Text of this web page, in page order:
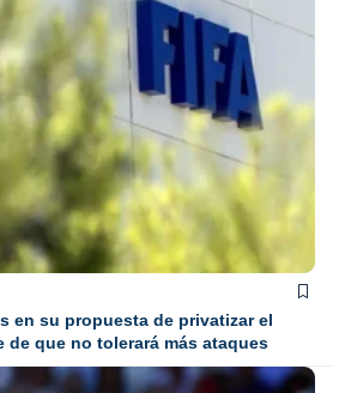
en su propuesta de privatizar el
de que no tolerará más ataques